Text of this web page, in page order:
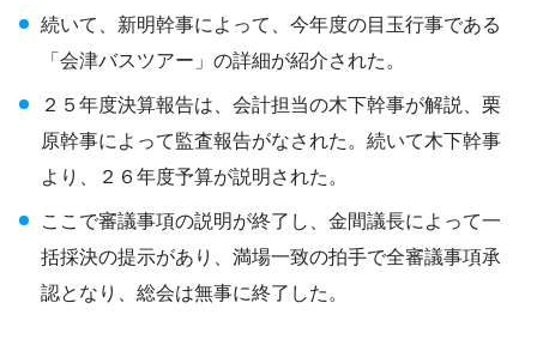
続いて、新明幹事によって、今年度の目玉行事である
「会津バスツアー」の詳細が紹介された。
２５年度決算報告は、会計担当の木下幹事が解説、栗
原幹事によって監査報告がなされた。続いて木下幹事
より、２６年度予算が説明された。
ここで審議事項の説明が終了し、金間議長によって一
括採決の提示があり、満場一致の拍手で全審議事項承
認となり、総会は無事に終了した。